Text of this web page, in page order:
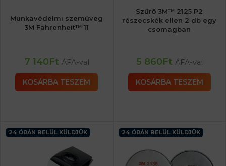
Munkavédelmi szemüveg
3M Fahrenheit™ 11
7 140Ft ÁFA-val
KOSÁRBA TESZEM
Szűrő 3M™ 2125 P2
részecskék ellen 2 db egy
csomagban
5 860Ft ÁFA-val
KOSÁRBA TESZEM
24 ÓRÁN BELÜL KÜLDJÜK 24 ÓRÁN BELÜL KÜLDJÜK